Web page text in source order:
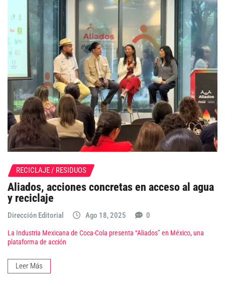
RECICLAJE / RESIDUOS
Aliados, acciones concretas en acceso al agua
y reciclaje
Dirección Editorial Ago 18, 2025 0
La Industria Mexicana de Coca-Cola presenta “Aliados” en México, una
plataforma de acción
Leer Más